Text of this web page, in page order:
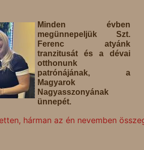
Minden évben
megünnepeljük Szt.
Ferenc atyánk
tranzitusát és a dévai
otthonunk
patrónájának, a
Magyarok
Nagyasszonyának
ünnepét.
hárman az én nevemben